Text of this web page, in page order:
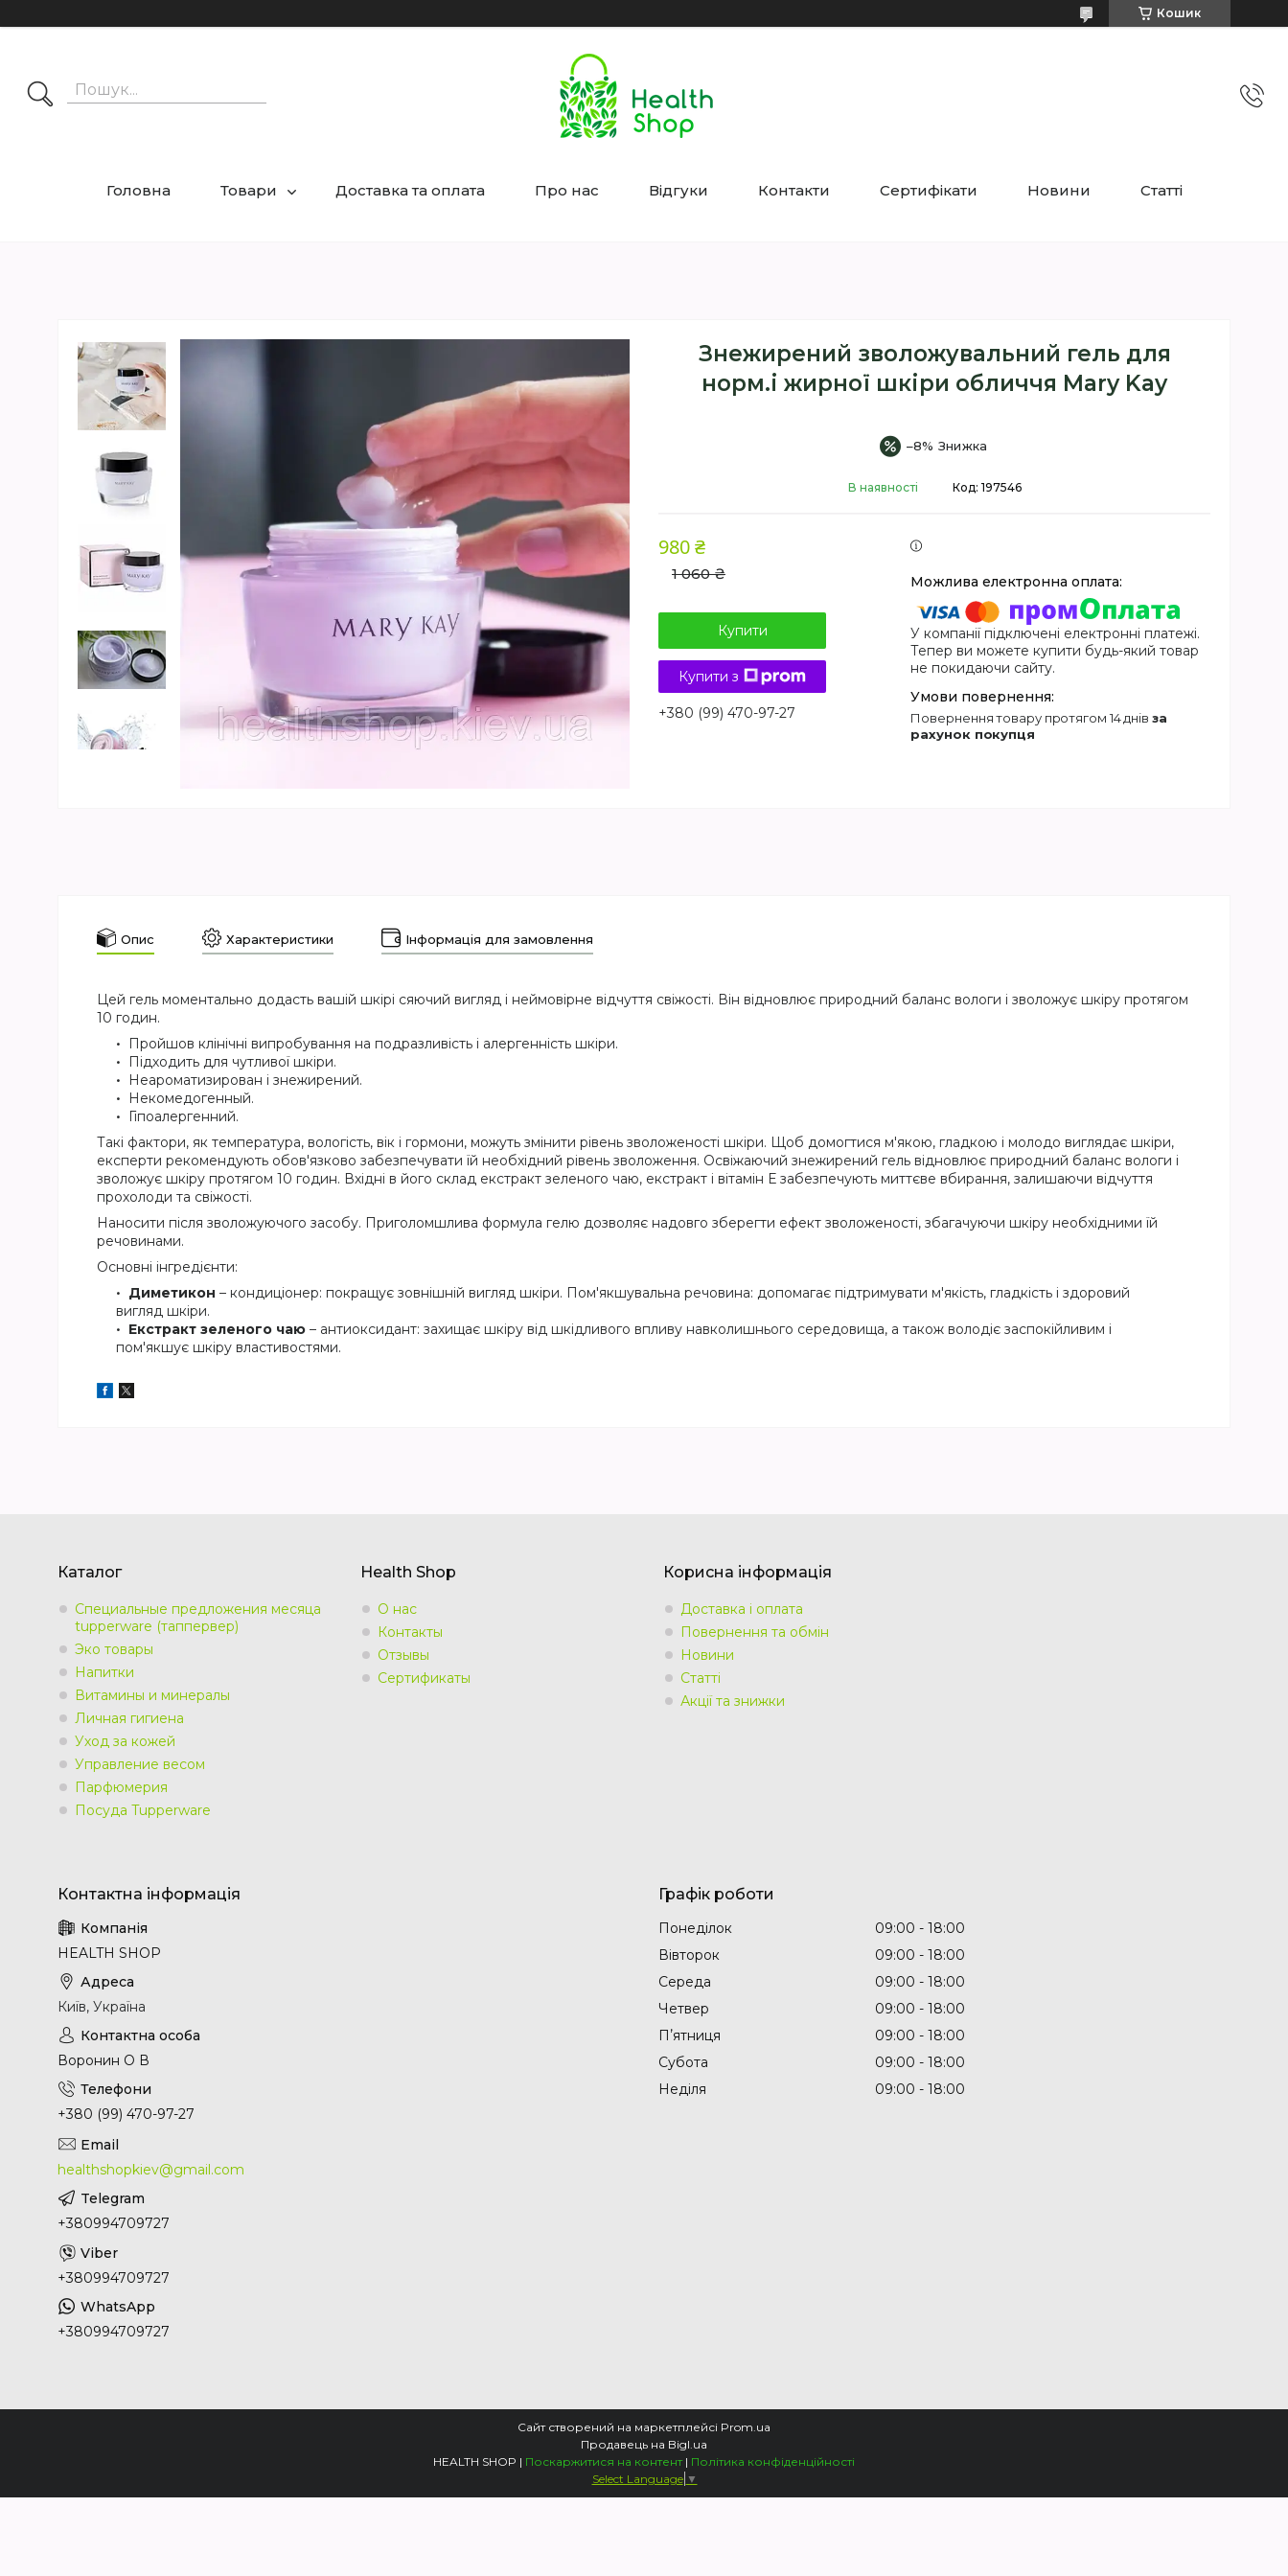
Кошик
Головна Товари Доставка та оплата Про нас Відгуки Контакти Сертифікати Новини Статті
Знежирений зволожувальний гель для
норм.і жирної шкіри обличчя Mary Kay
–8%
В наявності Код: 197546
1 060 ₴
980 ₴
Купити
Купити з
+380 (99) 470-97-27
У компанії підключені електронні платежі.
Тепер ви можете купити будь-який товар
не покидаючи сайту.
повернення товару протягом 14 днів за
рахунок покупця
Опис Характеристики Інформація для замовлення
Цей гель моментально додасть вашій шкірі сяючий вигляд і неймовірне відчуття свіжості. Він відновлює природний баланс вологи і зволожує шкіру протягом
10 годин.
Пройшов клінічні випробування на подразливість і алергенність шкіри.
Підходить для чутливої шкіри.
Неароматизирован і знежирений.
Некомедогенный.
Гіпоалергенний.
Такі фактори, як температура, вологість, вік і гормони, можуть змінити рівень зволоженості шкіри. Щоб домогтися м'якою, гладкою і молодо виглядає шкіри,
експерти рекомендують обов'язково забезпечувати їй необхідний рівень зволоження. Освіжаючий знежирений гель відновлює природний баланс вологи і
зволожує шкіру протягом 10 годин. Вхідні в його склад екстракт зеленого чаю, екстракт і вітамін Е забезпечують миттєве вбирання, залишаючи відчуття
прохолоди та свіжості.
Наносити після зволожуючого засобу. Приголомшлива формула гелю дозволяє надовго зберегти ефект зволоженості, збагачуючи шкіру необхідними їй
речовинами.
Основні інгредієнти:
Диметикон – кондиціонер: покращує зовнішній вигляд шкіри. Пом'якшувальна речовина: допомагає підтримувати м'якість, гладкість і здоровий
вигляд шкіри.
Екстракт зеленого чаю – антиоксидант: захищає шкіру від шкідливого впливу навколишнього середовища, а також володіє заспокійливим і
пом'якшує шкіру властивостями.
Каталог
Специальные предложения месяца
tupperware (таппервер)
Эко товары
Напитки
Витамины и минералы
Личная гигиена
Уход за кожей
Управление весом
Парфюмерия
Посуда Tupperware
Health Shop
О нас
Контакты
Отзывы
Сертификаты
Корисна інформація
Доставка і оплата
Повернення та обмін
Новини
Статті
Акції та знижки
HEALTH SHOP
Київ, Україна
Воронин О В
+380 (99) 470-97-27
healthshopkiev@gmail.com
+380994709727
+380994709727
+380994709727
Графік роботи
Понеділок 09:00
18:00
Вівторок
09:00
18:00
Середа
09:00
18:00
Четвер
09:00
18:00
Пʼятниця
09:00
18:00
Субота
09:00
18:00
Неділя
09:00 18:00
Сайт створений на маркетплейсі Prom.ua
Продавець на Bigl.ua
HEALTH SHOP | Поскаржитися на контент | Політика конфіденційності
Select Language ▼